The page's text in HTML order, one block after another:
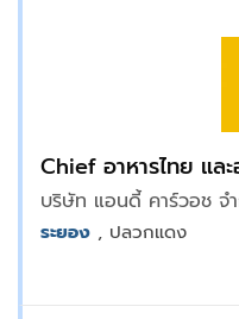
Chief อาหารไทย แล
บริษัท แอนดี้ คาร์วอช จ
ระยอง , ปลวกแดง